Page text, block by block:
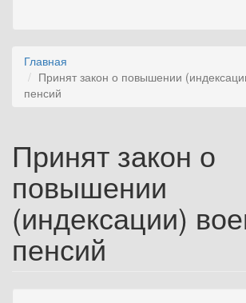
Главная
Принят закон о повышении
пенсий
Принят закон о
повышении
(индексации)
пенсий